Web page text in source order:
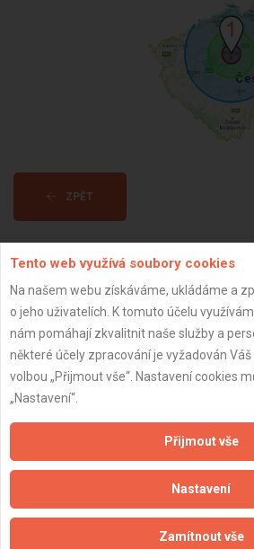
ZPĚT
Aktualizováno z portálu ARES dne
Důležité
Zpracování a ochrana
Zásady pro používání
Obchodní podmínky
Obchodní podmínky
Reference
Naše excelové tabulky
Tento web využívá soubory cookies
Na našem webu získáváme, ukládáme a
o jeho uživatelích. K tomuto účelu
nám pomáhají zkvalitnit naše služby a
některé účely zpracování je vyžadován
volbou „Přijmout vše“. Nastavení cookies
„Nastavení“.
Přijmout vše
Nastavení
Zamítnout vše